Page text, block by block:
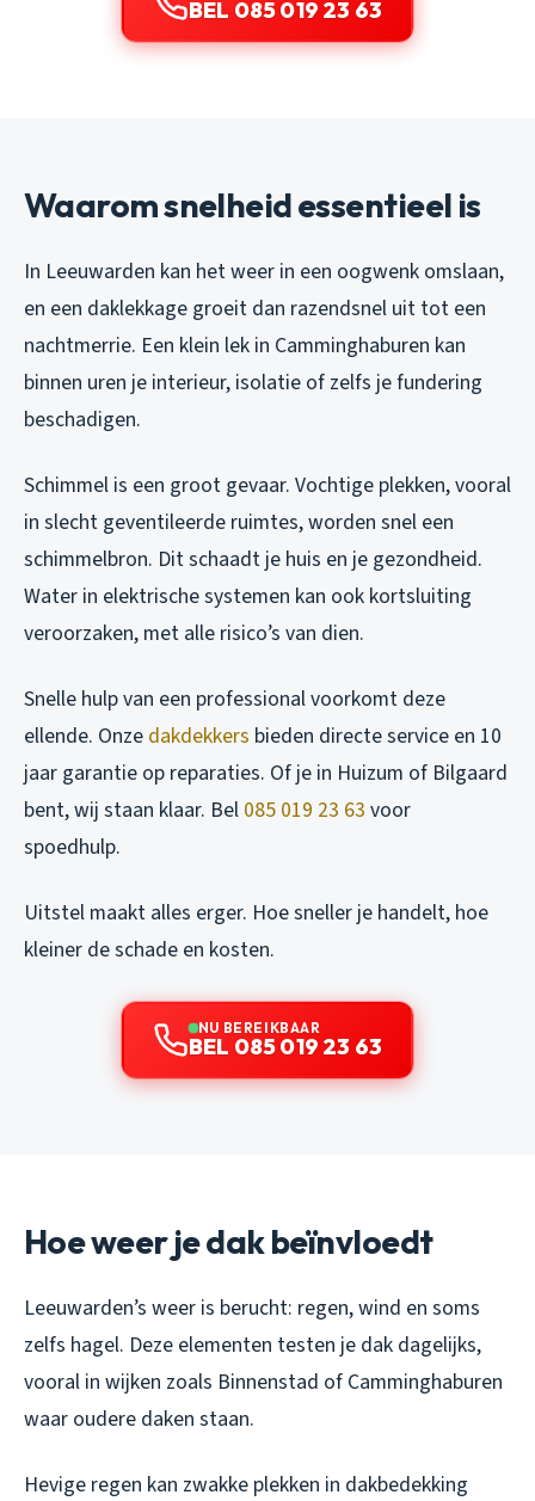
BEL 085 019 23 63
Waarom snelheid essentieel is
In Leeuwarden kan het weer in een oogwenk omslaan,
en een daklekkage groeit dan razendsnel uit tot een
nachtmerrie. Een klein lek in Camminghaburen kan
binnen uren je interieur, isolatie of zelfs je fundering
beschadigen.
Schimmel is een groot gevaar. Vochtige plekken, vooral
in slecht geventileerde ruimtes, worden snel een
schimmelbron. Dit schaadt je huis en je gezondheid.
Water in elektrische systemen kan ook kortsluiting
veroorzaken, met alle risico’s van dien.
Snelle hulp van een professional voorkomt deze
ellende. Onze dakdekkers bieden directe service en 10
jaar garantie op reparaties. Of je in Huizum of Bilgaard
bent, wij staan klaar. Bel 085 019 23 63 voor
spoedhulp.
Uitstel maakt alles erger. Hoe sneller je handelt, hoe
kleiner de schade en kosten.
NU BEREIKBAAR
BEL 085 019 23 63
Hoe weer je dak beïnvloedt
Leeuwarden’s weer is berucht: regen, wind en soms
zelfs hagel. Deze elementen testen je dak dagelijks,
vooral in wijken zoals Binnenstad of Camminghaburen
waar oudere daken staan.
Hevige regen kan zwakke plekken in dakbedekking